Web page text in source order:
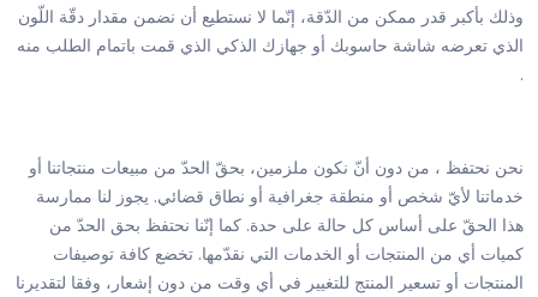
وذلك بأكبر قدر ممكن من الدّقة، إنّما لا نستطيع أن نضمن مقدار دقّة اللّون
الذي تعرضه شاشة حاسوبك أو جهازك الذكي الذي قمت باتمام الطلب منه
.
نحن نحتفظ ، من دون أنّ نكون ملزمين، بحقّ الحدّ من مبيعات منتجاتنا أو
خدماتنا لأيّ شخص أو منطقة جغرافية أو نطاق قضائي. يجوز لنا ممارسة
هذا الحقّ على أساس كل حالة على حدة. كما إنّنا نحتفظ بحق الحدّ من
كميات أي من المنتجات أو الخدمات التي نقدّمها. تخضع كافة توصيفات
المنتجات أو تسعير المنتج للتغيير في أي وقت من دون إشعار، وفقا لتقديرنا